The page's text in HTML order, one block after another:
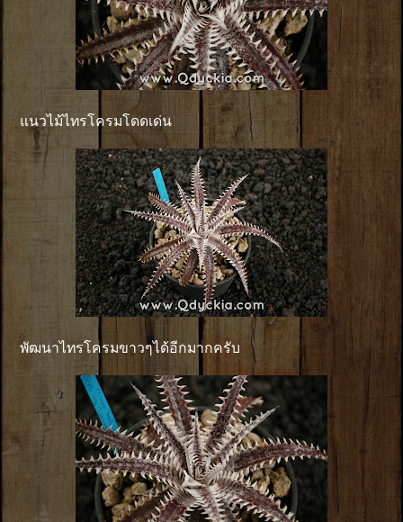
แนวไม้ไทรโครมโดดเด่น
พัฒนาไทรโครมขาวๆได้อีกมากครับ